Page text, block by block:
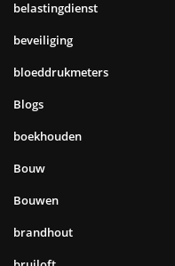
belastingdienst
beveiliging
bloeddrukmeters
Blogs
boekhouden
Bouw
Bouwen
brandhout